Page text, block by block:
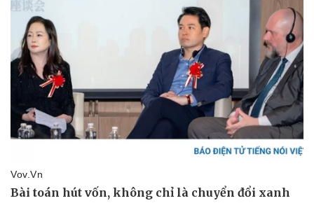
Kinh tế
Bất động sản
Khởi nghiệp
Thị trường
Giá vàng
Tiêu dùng
Tỷ giá
Chứng khoán
Giá cà phê